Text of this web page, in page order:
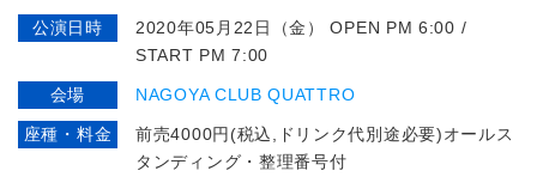
公演日時
2020年05月22日（金） OPEN PM 6:00 /
START PM 7:00
会場 NAGOYA CLUB QUATTRO
座種・料金
前売4000円(税込,ドリンク代別途必要)オールス
タンディング・整理番号付